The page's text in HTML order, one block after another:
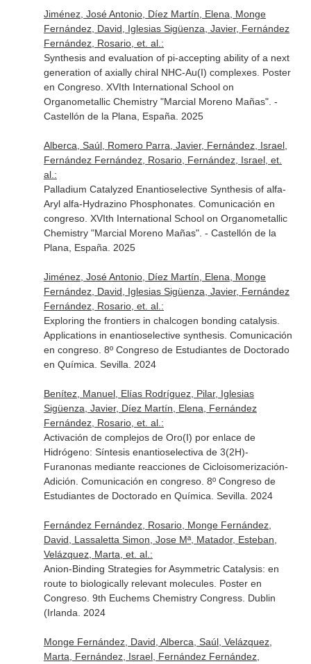
Jiménez, José Antonio, Díez Martín, Elena, Monge
Fernández, David, Iglesias Sigüenza, Javier, Fernández
Fernández, Rosario, et. al.:
Synthesis and evaluation of pi-accepting ability of a next
generation of axially chiral NHC-Au(I) complexes. Poster
en Congreso. XVIth International School on
Organometallic Chemistry "Marcial Moreno Mañas". -
Castellón de la Plana, España. 2025
Alberca, Saúl, Romero Parra, Javier, Fernández, Israel,
Fernández Fernández, Rosario, Fernández, Israel, et.
al.:
Palladium Catalyzed Enantioselective Synthesis of alfa-
Aryl alfa-Hydrazino Phosphonates. Comunicación en
congreso. XVIth International School on Organometallic
Chemistry "Marcial Moreno Mañas". - Castellón de la
Plana, España. 2025
Jiménez, José Antonio, Díez Martín, Elena, Monge
Fernández, David, Iglesias Sigüenza, Javier, Fernández
Fernández, Rosario, et. al.:
Exploring the frontiers in chalcogen bonding catalysis.
Applications in enantioselective synthesis. Comunicación
en congreso. 8º Congreso de Estudiantes de Doctorado
en Química. Sevilla. 2024
Benítez, Manuel, Elías Rodríguez, Pilar, Iglesias
Sigüenza, Javier, Díez Martín, Elena, Fernández
Fernández, Rosario, et. al.:
Activación de complejos de Oro(I) por enlace de
Hidrógeno: Síntesis enantioselectiva de 3(2H)-
Furanonas mediante reacciones de Cicloisomerización-
Adición. Comunicación en congreso. 8º Congreso de
Estudiantes de Doctorado en Química. Sevilla. 2024
Fernández Fernández, Rosario, Monge Fernández,
David, Lassaletta Simon, Jose Mª, Matador, Esteban,
Velázquez, Marta, et. al.:
Anion-Binding Strategies for Asymmetric Catalysis: en
route to biologically relevant molecules. Poster en
Congreso. 9th Euchems Chemistry Congress. Dublin
(Irlanda. 2024
Monge Fernández, David, Alberca, Saúl, Velázquez,
Marta, Fernández, Israel, Fernández Fernández,